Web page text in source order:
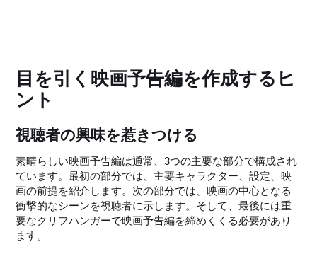
目を引く映画予告編を作成するヒ
ント
視聴者の興味を惹きつける
素晴らしい映画予告編は通常、3つの主要な部分で構成され
ています。最初の部分では、主要キャラクター、設定、映
画の前提を紹介します。次の部分では、映画の中心となる
衝撃的なシーンを視聴者に示します。そして、最後には重
要なクリフハンガーで映画予告編を締めくくる必要があり
ます。